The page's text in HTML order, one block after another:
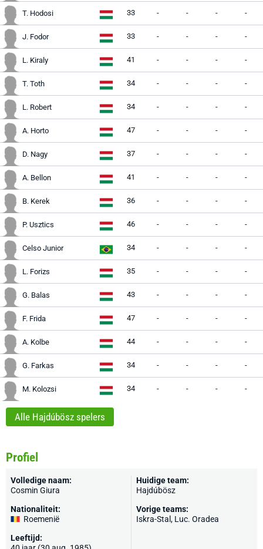
T. Hodosi 33 - - - -
J. Fodor 33 - - - -
L. Kiraly 41 - - - -
T. Toth 34 - - - -
L. Robert 34 - - - -
A. Horto 47 - - - -
D. Nagy 37 - - - -
A. Bellon 41 - - - -
B. Kerek 36 - - - -
P. Usztics 46 - - - -
Celso Junior 34 - - - -
L. Forizs 35 - - - -
G. Balas 43 - - - -
F. Frida 47 - - - -
A. Kolbe 44 - - - -
G. Farkas 34 - - - -
M. Kolozsi 34 - - - -
Alle Hajdúbösz spelers
Profiel
Volledige naam:
Cosmin Giura
Nationaliteit:
Roemenië
Leeftijd:
Huidige team:
Hajdúbösz
Vorige teams:
Iskra-Stal, Luc. Oradea